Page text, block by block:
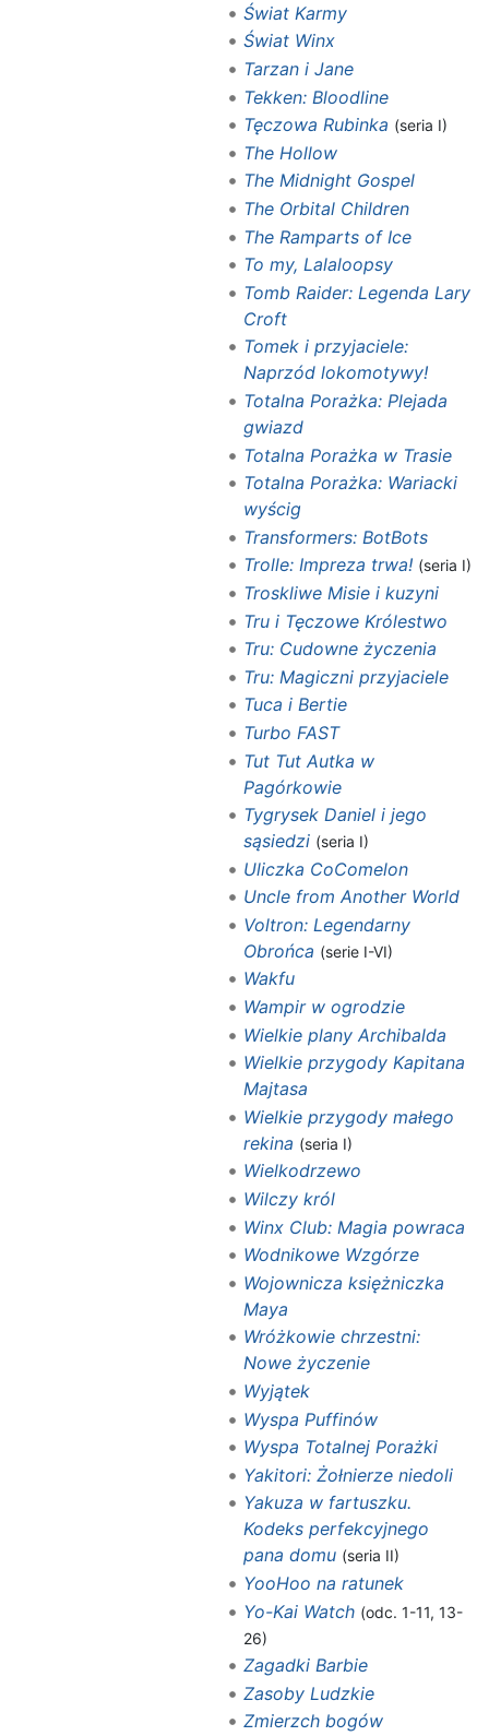
Świat Karmy
Świat Winx
Tarzan i Jane
Tekken: Bloodline
Tęczowa Rubinka (seria I)
The Hollow
The Midnight Gospel
The Orbital Children
The Ramparts of Ice
To my, Lalaloopsy
Tomb Raider: Legenda Lary
Croft
Tomek i przyjaciele:
Naprzód lokomotywy!
Totalna Porażka: Plejada
gwiazd
Totalna Porażka w Trasie
Totalna Porażka: Wariacki
wyścig
Transformers: BotBots
Trolle: Impreza trwa! (seria I)
Troskliwe Misie i kuzyni
Tru i Tęczowe Królestwo
Tru: Cudowne życzenia‎
Tru: Magiczni przyjaciele‎
Tuca i Bertie‎
Turbo FAST
Tut Tut Autka w
Pagórkowie
Tygrysek Daniel i jego
sąsiedzi (seria I)
Uliczka CoComelon
Uncle from Another World
Voltron: Legendarny
Obrońca (serie I-VI)
Wakfu
Wampir w ogrodzie
Wielkie plany Archibalda
Wielkie przygody Kapitana
Majtasa
Wielkie przygody małego
rekina (seria I)
Wielkodrzewo
Wilczy król
Winx Club: Magia powraca
Wodnikowe Wzgórze
Wojownicza księżniczka
Maya
Wróżkowie chrzestni:
Nowe życzenie
Wyjątek
Wyspa Puffinów
Wyspa Totalnej Porażki
Yakitori: Żołnierze niedoli
Yakuza w fartuszku.
Kodeks perfekcyjnego
pana domu (seria II)
YooHoo na ratunek
Yo-Kai Watch (odc. 1-11, 13-
26)
Zagadki Barbie
Zasoby Ludzkie
Zmierzch bogów